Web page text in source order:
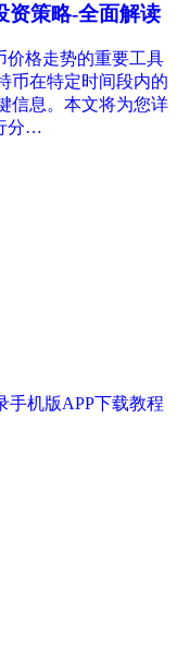
资策略-全面解读
价格走势的重要工具
币在特定时间段内的
信息。本文将为您详
分…
手机版APP下载教程